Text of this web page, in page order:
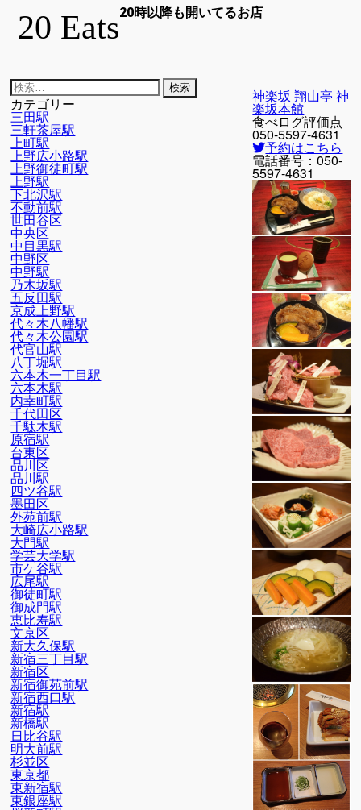
20 Eats20時以降も開いてるお店
検
索:
カテゴリー
三田駅
三軒茶屋駅
上町駅
上野広小路駅
上野御徒町駅
上野駅
下北沢駅
不動前駅
世田谷区
中央区
中目黒駅
中野区
中野駅
乃木坂駅
五反田駅
京成上野駅
代々木八幡駅
代々木公園駅
代官山駅
八丁堀駅
六本木一丁目駅
六本木駅
内幸町駅
千代田区
千駄木駅
原宿駅
台東区
品川区
品川駅
四ツ谷駅
墨田区
外苑前駅
大崎広小路駅
大門駅
学芸大学駅
市ケ谷駅
広尾駅
御徒町駅
御成門駅
恵比寿駅
文京区
新大久保駅
新宿三丁目駅
新宿区
新宿御苑前駅
新宿西口駅
新宿駅
新橋駅
日比谷駅
明大前駅
杉並区
東京都
東新宿駅
東銀座駅
神楽坂 翔山亭 神
楽坂本館
食べログ評価点
050-5597-4631
予約はこちら
電話番号：050-
5597-4631